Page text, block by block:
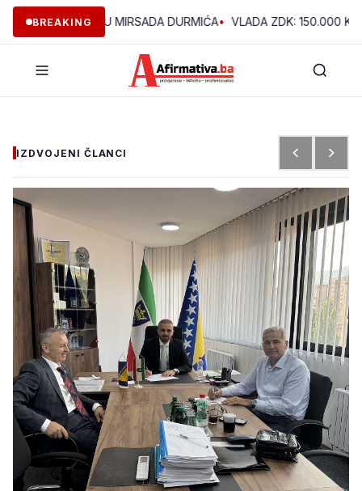
BREAKING
U VOĆNJAKU MIRSADA DURMIĆA• VLADA ZDK: 150.000 KM ZA
IZDVOJENI ČLANCI